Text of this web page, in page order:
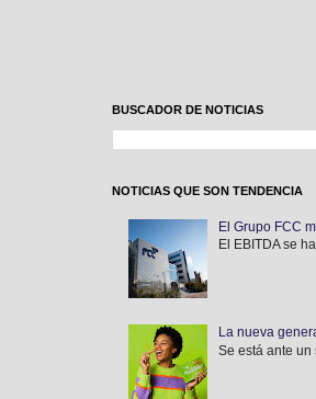
BUSCADOR DE NOTICIAS
NOTICIAS QUE SON TENDENCIA
El Grupo FCC
El EBITDA se
La nueva
Se está ante